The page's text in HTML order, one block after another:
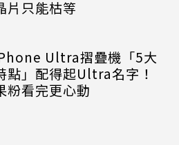
片只能枯等
Ultra摺疊機「5大
點」配得起Ultra名字！
粉看完更心動